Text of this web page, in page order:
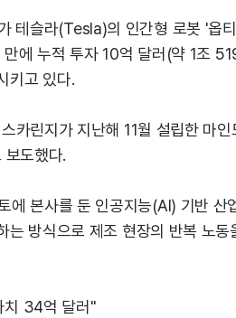
테슬라(Tesla)의 인간형 로봇 '옵
에 누적 투자 10억 달러(약 1조
키고 있다.
카린지가 지난해 11월 설립한 마
도했다.
에 본사를 둔 인공지능(AI) 기반 산
는 방식으로 제조 현장의 반복 노
치 34억 달러"